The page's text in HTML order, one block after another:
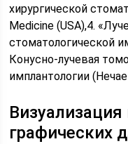
хирургической
Medicine (USA),4.
стоматологической
Конусно-лучевая
имплантологии
графических